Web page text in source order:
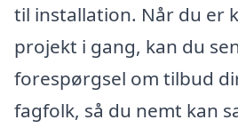
til installation. Når du er
projekt i gang, kan du
forespørgsel om tilbud
fagfolk, så du nemt kan